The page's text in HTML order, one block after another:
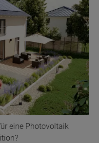
eine Photovoltaik